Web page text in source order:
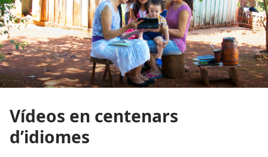
Vídeos en centenars
d’idiomes